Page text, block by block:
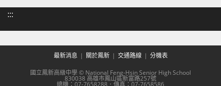
:::
最新消息 關於鳳新 交通路線 分機表
國立鳳新高級中學 © National Feng-Hsin Senior High School
830038 高雄市鳳山區新富路257號
總機：07-7658288．傳真：07-7658586